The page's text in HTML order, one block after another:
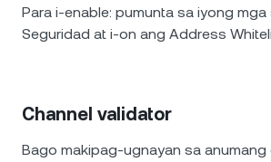
Para i-enable: pumunta sa iyong
Seguridad at i-on ang Address
Channel validator
Bago makipag-ugnayan sa anumang